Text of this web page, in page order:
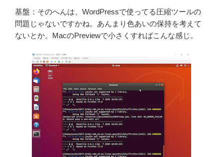
基盤：そのへんは、WordPressで使ってる圧縮ツールの
問題じゃないですかね。あんまり色あいの保持を考えて
ないとか。MacのPreviewで小さくすればこんな感じ。